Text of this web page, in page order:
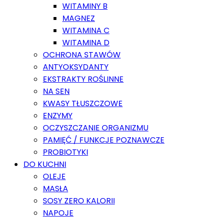
WITAMINY B
MAGNEZ
WITAMINA C
WITAMINA D
OCHRONA STAWÓW
ANTYOKSYDANTY
EKSTRAKTY ROŚLINNE
NA SEN
KWASY TŁUSZCZOWE
ENZYMY
OCZYSZCZANIE ORGANIZMU
PAMIĘĆ / FUNKCJE POZNAWCZE
PROBIOTYKI
DO KUCHNI
OLEJE
MASŁA
SOSY ZERO KALORII
NAPOJE